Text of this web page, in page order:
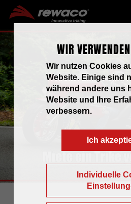
WIR
Wir nutzen Cookies
Website. Einige sind
während andere uns
Website und Ihre
verbessern.
Ich
Individuelle